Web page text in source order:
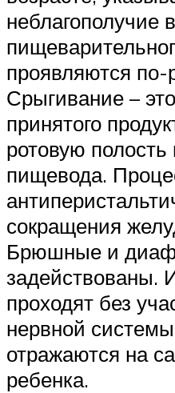
неблагополучие
проявляются по-
Срыгивание –
принятого
ротовую
пищевода.
сокращения
Брюшные и
задействованы.
проходят без
нервной
отражаются на
ребенка.